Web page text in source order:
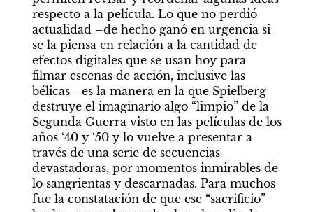
respecto a la película. Lo que no perdió
actualidad –de hecho ganó en urgencia si
se la piensa en relación a la cantidad de
efectos digitales que se usan hoy para
filmar escenas de acción, inclusive las
bélicas– es la manera en la que Spielberg
destruye el imaginario algo “limpio” de la
Segunda Guerra visto en las películas de los
años ‘40 y ‘50 y lo vuelve a presentar a
través de una serie de secuencias
devastadoras, por momentos inmirables de
lo sangrientas y descarnadas. Para muchos
fue la constatación de que ese “sacrificio”